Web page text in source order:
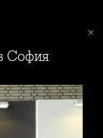
София